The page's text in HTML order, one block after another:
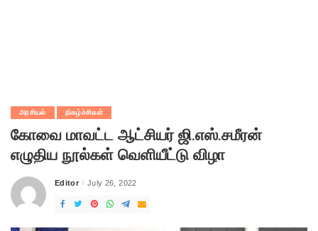
அரசியல் நிகழ்ச்சிகள்
கோவை மாவட்ட ஆட்சியர் ஜி.எஸ்.சமீரன்
எழுதிய நூல்கள் வெளியீட்டு விழா
Posted
Editor July 26, 2022